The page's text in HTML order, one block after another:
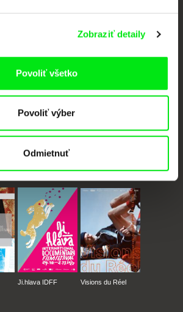
Zobraziť detaily
Povoliť všetko
Povoliť výber
Odmietnuť
filmu združených pod Doc Alliance.
Ji.hlava IDFF Visions du Réel